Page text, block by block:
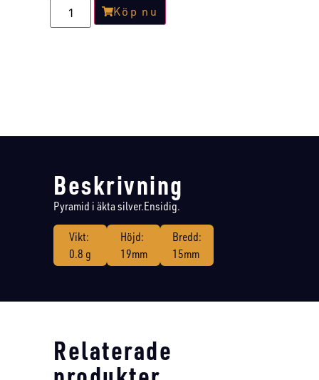
Köp nu
Beskrivning
Pyramid i äkta silver.Ensidig.
Vikt:
0.8 g
Höjd:
19mm
Bredd:
15mm
Relaterade